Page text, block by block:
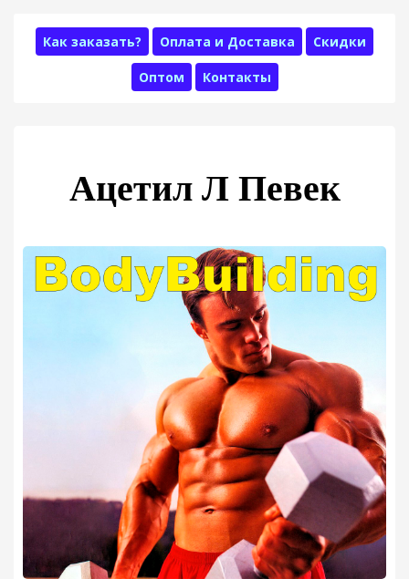
Как заказать? Оплата и Доставка Скидки
Оптом Контакты
Ацетил Л Певек